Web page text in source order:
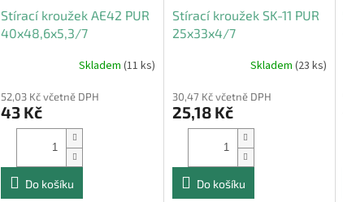
Stírací kroužek AE42 PUR
40x48,6x5,3/7
Skladem (11 ks)
52,03 Kč včetně DPH
43 Kč
Do košíku
Stírací kroužek SK-11 PUR
25x33x4/7
Skladem (23 ks)
30,47 Kč včetně DPH
25,18 Kč
Do košíku